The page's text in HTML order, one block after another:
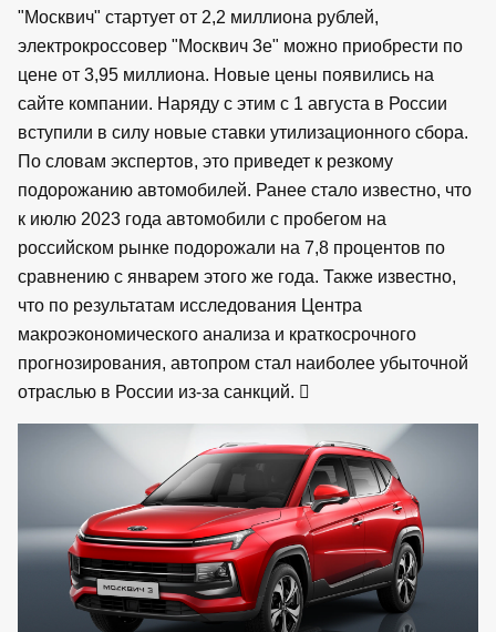
"Москвич" стартует от 2,2 миллиона рублей,
электрокроссовер "Москвич 3е" можно приобрести по
цене от 3,95 миллиона. Новые цены появились на
сайте компании. Наряду с этим с 1 августа в России
вступили в силу новые ставки утилизационного сбора.
По словам экспертов, это приведет к резкому
подорожанию автомобилей. Ранее стало известно, что
к июлю 2023 года автомобили с пробегом на
российском рынке подорожали на 7,8 процентов по
сравнению с январем этого же года. Также известно,
что по результатам исследования Центра
макроэкономического анализа и краткосрочного
прогнозирования, автопром стал наиболее убыточной
отраслью в России из-за санкций.